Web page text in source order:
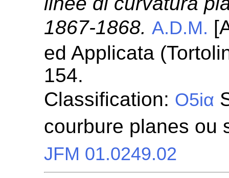
1867-1868. A.D.M.
ed Applicata
154.
Classification: O5iα
courbure planes ou
JFM 01.0249.02